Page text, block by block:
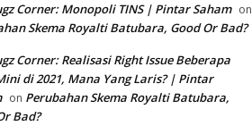
Corner: Monopoli TINS | Pintar Saham on
Skema Royalti Batubara, Good Or Bad?
Corner: Realisasi Right Issue Beberapa
di 2021, Mana Yang Laris? | Pintar
on Perubahan Skema Royalti Batubara,
Bad?